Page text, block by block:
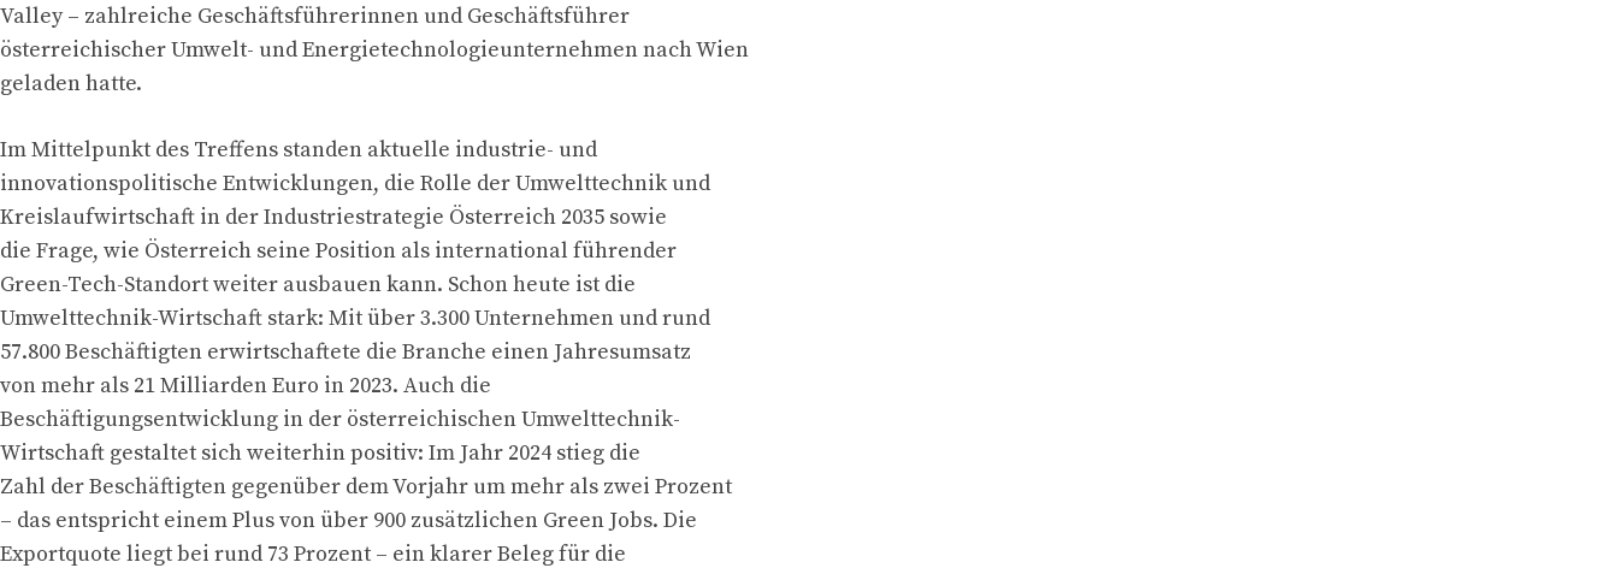
Valley – zahlreiche Geschäftsführerinnen und Geschäftsführer
österreichischer Umwelt- und Energietechnologieunternehmen nach Wien
geladen hatte.
Im Mittelpunkt des Treffens standen aktuelle industrie- und
innovationspolitische Entwicklungen, die Rolle der Umwelttechnik und
Kreislaufwirtschaft in der Industriestrategie Österreich 2035 sowie
die Frage, wie Österreich seine Position als international führender
Green-Tech-Standort weiter ausbauen kann. Schon heute ist die
Umwelttechnik-Wirtschaft stark: Mit über 3.300 Unternehmen und rund
57.800 Beschäftigten erwirtschaftete die Branche einen Jahresumsatz
von mehr als 21 Milliarden Euro in 2023. Auch die
Beschäftigungsentwicklung in der österreichischen Umwelttechnik-
Wirtschaft gestaltet sich weiterhin positiv: Im Jahr 2024 stieg die
Zahl der Beschäftigten gegenüber dem Vorjahr um mehr als zwei Prozent
– das entspricht einem Plus von über 900 zusätzlichen Green Jobs. Die
Exportquote liegt bei rund 73 Prozent – ein klarer Beleg für die